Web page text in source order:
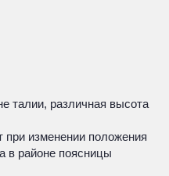
талии, различная высота
при изменении положения
в районе поясницы